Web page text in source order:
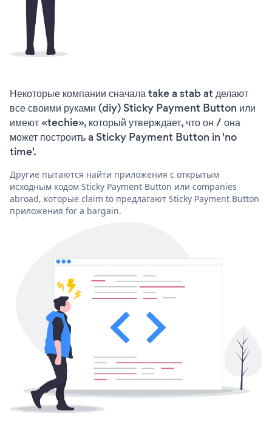
Некоторые компании сначала take a stab at делают
все своими руками (diy) Sticky Payment Button или
имеют «techie», который утверждает, что он / она
может построить a Sticky Payment Button in 'no
time'.
Другие пытаются найти приложения с открытым
исходным кодом Sticky Payment Button или companies
abroad, которые claim to предлагают Sticky Payment Button
приложения for a bargain.